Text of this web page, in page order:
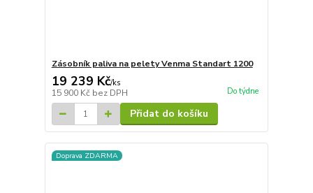
Zásobník paliva na pelety Venma Standart 1200
19 239 Kč/ks
15 900 Kč bez DPH Do týdne
Přidat do košíku
Doprava ZDARMA